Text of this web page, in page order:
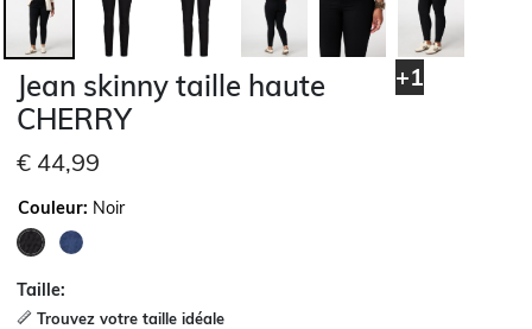
+1
Jean skinny taille haute
CHERRY
€ 44,99
Couleur: Noir
Taille:
Trouvez votre taille idéale